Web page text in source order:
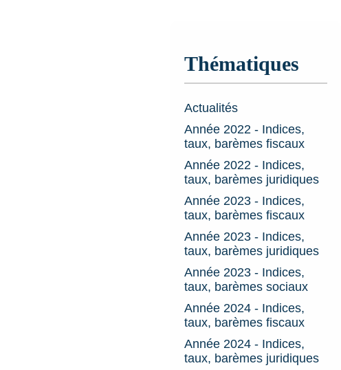
Thématiques
Actualités
Année 2022 - Indices,
taux, barèmes fiscaux
Année 2022 - Indices,
taux, barèmes juridiques
Année 2023 - Indices,
taux, barèmes fiscaux
Année 2023 - Indices,
taux, barèmes juridiques
Année 2023 - Indices,
taux, barèmes sociaux
Année 2024 - Indices,
taux, barèmes fiscaux
Année 2024 - Indices,
taux, barèmes juridiques